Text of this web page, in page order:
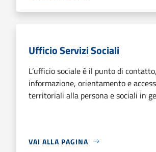
Ufficio Servizi Sociali
L’ufficio sociale è il punto di contatto,
informazione, orientamento e
territoriali alla persona e sociali in
VAI ALLA PAGINA